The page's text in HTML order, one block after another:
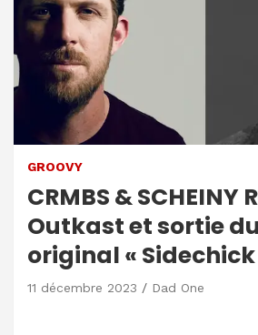
GROOVY
CRMBS & SCHEINY
Outkast et sortie
original « Sidechick
11 décembre 2023 Dad One